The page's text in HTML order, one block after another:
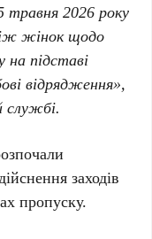
травня 2026 року
жінок щодо
на підставі
відрядження»,
службі.
заходів
пропуску.